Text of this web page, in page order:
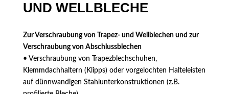
UND WELLBLECHE
Zur Verschraubung von Trapez- und Wellblechen und zur
Verschraubung von Abschlussblechen
• Verschraubung von Trapezblechschuhen,
Klemmdachhaltern (Klipps) oder vorgelochten Halteleisten
auf dünnwandigen Stahlunterkonstruktionen (z.B.